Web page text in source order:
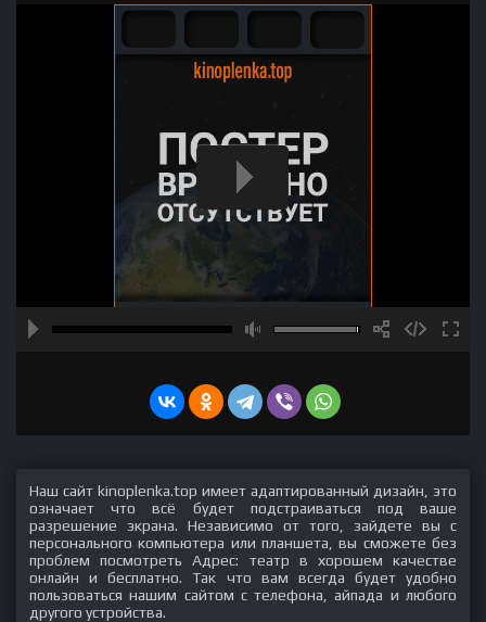
Наш сайт kinoplenka.top имеет адаптированный дизайн, это
означает что всё будет подстраиваться под ваше
разрешение экрана. Независимо от того, зайдете вы с
персонального компьютера или планшета, вы сможете без
проблем посмотреть Адрес: театр в хорошем качестве
онлайн и бесплатно. Так что вам всегда будет удобно
пользоваться нашим сайтом с телефона, айпада и любого
другого устройства.